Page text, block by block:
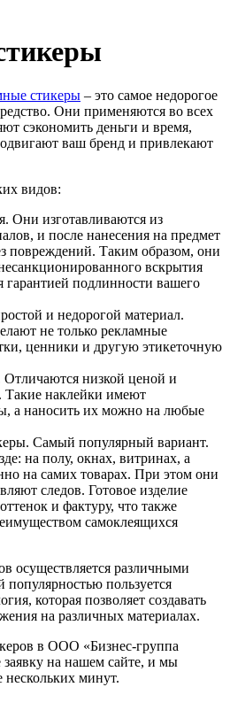
стикеры – это самое недорогое
Они применяются во всех
сэкономить деньги и время,
ваш бренд и привлекают
видов:
Они изготавливаются из
и после нанесения на предмет
повреждений. Таким образом, они
вскрытия
гарантией подлинности вашего
и недорогой материал.
не только рекламные
ценники и другую этикеточную
низкой ценой и
Такие наклейки имеют
а наносить их можно на любые
Самый популярный вариант.
на полу, окнах, витринах, а
на самих товарах. При этом они
следов. Готовое изделие
и фактуру, что также
самоклеящихся
осуществляется различными
пользуется
которая позволяет создавать
на различных материалах.
в ООО «Бизнес-группа
заявку на нашем сайте, и мы
нескольких минут.